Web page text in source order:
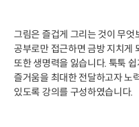
그림은 즐겁게 그리는 것이 무
공부로만 접근하면 금방 지치게
또한 생명력을 잃습니다. 툭툭
즐거움을 최대한 전달하고자 노
있도록 강의를 구성하였습니다.